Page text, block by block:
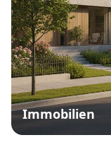
Immobilien